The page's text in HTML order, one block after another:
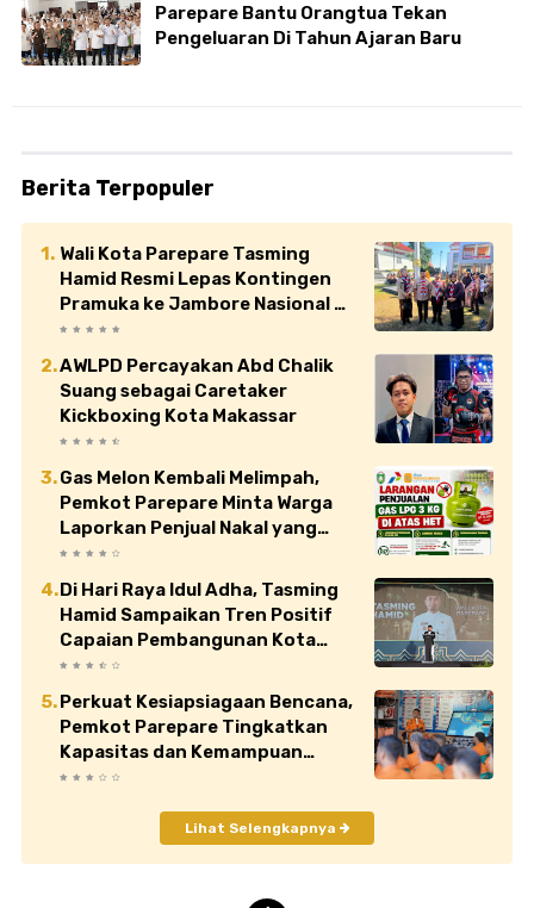
Parepare Bantu Orangtua Tekan
Pengeluaran Di Tahun Ajaran Baru
Berita Terpopuler
Wali Kota Parepare Tasming
Hamid Resmi Lepas Kontingen
Pramuka ke Jambore Nasional XII
di Cibubur
AWLPD Percayakan Abd Chalik
Suang sebagai Caretaker
Kickboxing Kota Makassar
Gas Melon Kembali Melimpah,
Pemkot Parepare Minta Warga
Laporkan Penjual Nakal yang
Jual di Atas HET
Di Hari Raya Idul Adha, Tasming
Hamid Sampaikan Tren Positif
Capaian Pembangunan Kota
Parepare
Perkuat Kesiapsiagaan Bencana,
Pemkot Parepare Tingkatkan
Kapasitas dan Kemampuan
Manajerial TRC BPBD
Lihat Selengkapnya